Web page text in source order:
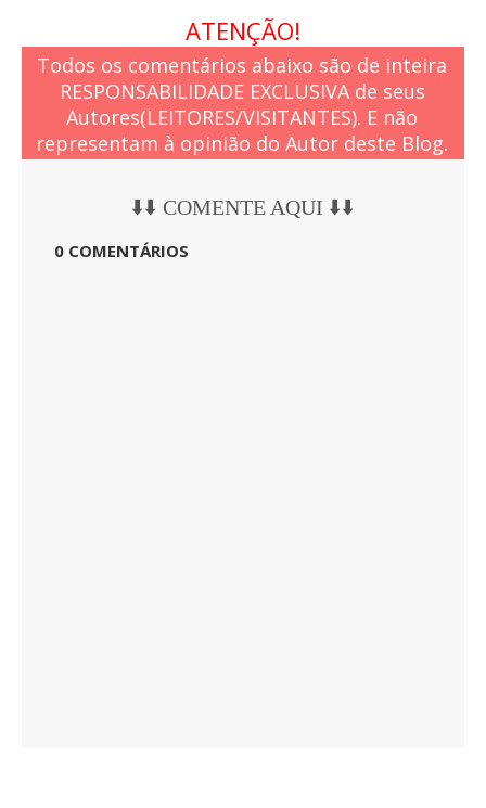
ATENÇÃO!
Todos os comentários abaixo são de inteira
RESPONSABILIDADE EXCLUSIVA de seus
Autores(LEITORES/VISITANTES). E não
representam à opinião do Autor deste Blog.
⬇️⬇️ COMENTE AQUI ⬇️⬇️
0 COMENTÁRIOS